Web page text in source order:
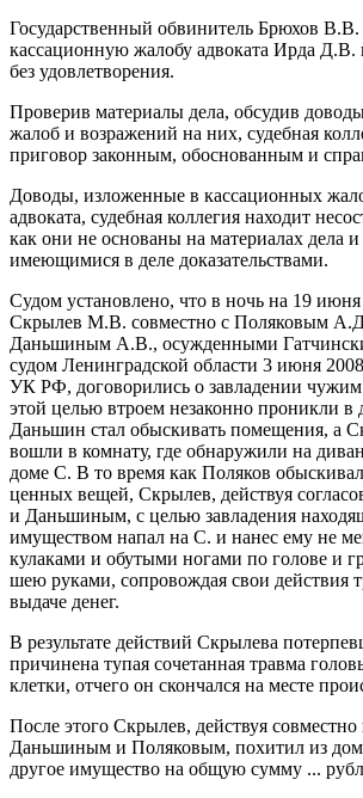
Государственный обвинитель Брюхов В.В.
кассационную жалобу адвоката Ирда Д.В.
без удовлетворения.
Проверив материалы дела, обсудив
жалоб и возражений на них, судебная
приговор законным, обоснованным и
Доводы, изложенные в кассационных
адвоката, судебная коллегия находит
как они не основаны на материалах дела
имеющимися в деле доказательствами.
Судом установлено, что в ночь на 19 июня
Скрылев М.В. совместно с Поляковым
Даньшиным А.В., осужденными
судом Ленинградской области 3 июня
УК РФ, договорились о завладении
этой целью втроем незаконно проникли в
Даньшин стал обыскивать помещения, а
вошли в комнату, где обнаружили на
доме С. В то время как Поляков
ценных вещей, Скрылев, действуя
и Даньшиным, с целью завладения
имуществом напал на С. и нанес ему не
кулаками и обутыми ногами по голове и
шею руками, сопровождая свои действия
выдаче денег.
В результате действий Скрылева
причинена тупая сочетанная травма
клетки, отчего он скончался на месте
После этого Скрылев, действуя совместно
Даньшиным и Поляковым, похитил из
другое имущество на общую сумму ...